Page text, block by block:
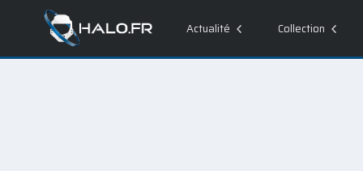
Actualité Collection